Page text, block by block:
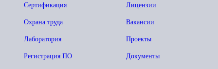
Лицензии
Вакансии
Проекты
Документы
Сертификация
Охрана труда
Лаборатория
Регистрация ПО